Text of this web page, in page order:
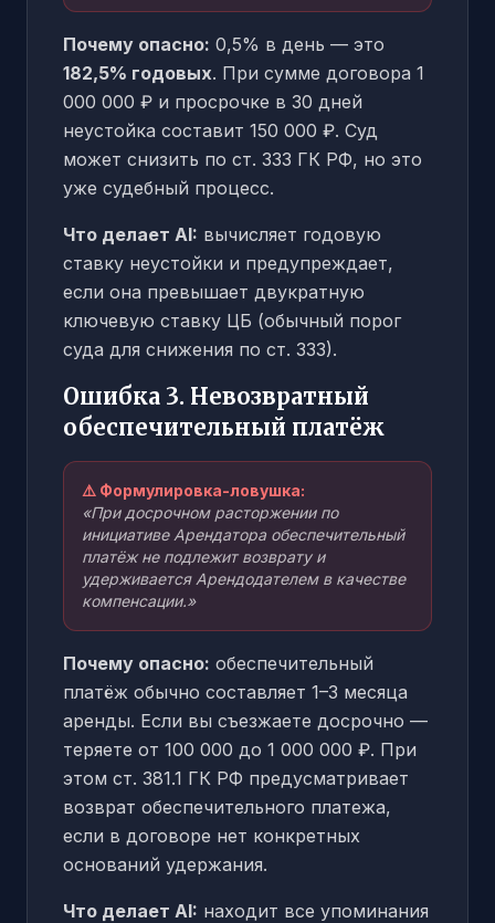
Почему опасно: 0,5% в день — это
182,5% годовых. При сумме договора 1
000 000 ₽ и просрочке в 30 дней
неустойка составит 150 000 ₽. Суд
может снизить по ст. 333 ГК РФ, но это
уже судебный процесс.
Что делает AI: вычисляет годовую
ставку неустойки и предупреждает,
если она превышает двукратную
ключевую ставку ЦБ (обычный порог
суда для снижения по ст. 333).
Ошибка 3. Невозвратный
обеспечительный платёж
⚠️ Формулировка-ловушка:
«При досрочном расторжении по
инициативе Арендатора обеспечительный
платёж не подлежит возврату и
удерживается Арендодателем в качестве
компенсации.»
Почему опасно: обеспечительный
платёж обычно составляет 1–3 месяца
аренды. Если вы съезжаете досрочно —
теряете от 100 000 до 1 000 000 ₽. При
этом ст. 381.1 ГК РФ предусматривает
возврат обеспечительного платежа,
если в договоре нет конкретных
оснований удержания.
Что делает AI: находит все упоминания